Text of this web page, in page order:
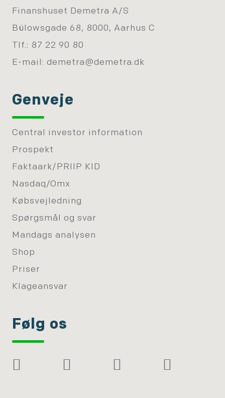
Finanshuset Demetra A/S
Bülowsgade 68, 8000, Aarhus C
Tlf.: 87 22 90 80
E-mail: demetra@demetra.dk
Genveje
Central investor information
Prospekt
Faktaark/PRIIP KID
Nasdaq/Omx
Købsvejledning
Spørgsmål og svar
Mandags analysen
Shop
Priser
Klageansvar
Følg os